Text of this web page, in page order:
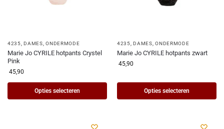
4235, DAMES,ONDERMODE
Marie Jo CYRILE hotpants Crystel
Pink
45,90
Opties selecteren
4235, DAMES,ONDERMODE
Marie Jo CYRILE hotpants zwart
45,90
Opties selecteren